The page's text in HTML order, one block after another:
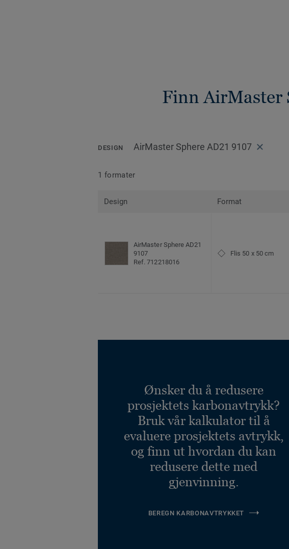
Finn AirMaster
DESIGN AirMaster Sphere AD21 9107
1 formater
Design Format
AirMaster Sphere AD21
9107
Ref. 712218016
Flis 50 x 50 cm
Ønsker du å redusere
prosjektets karbonavtrykk?
Bruk vår kalkulator til å
evaluere prosjektets avtrykk,
og finn ut hvordan du kan
redusere dette med
gjenvinning.
BEREGN KARBONAVTRYKKET